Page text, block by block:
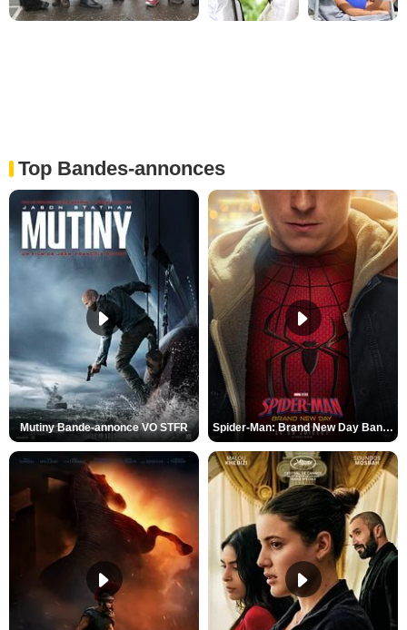
Top Bandes-annonces
Mutiny Bande-annonce VO STFR Spider-Man: Brand New Day Bande-annonce VO STFR